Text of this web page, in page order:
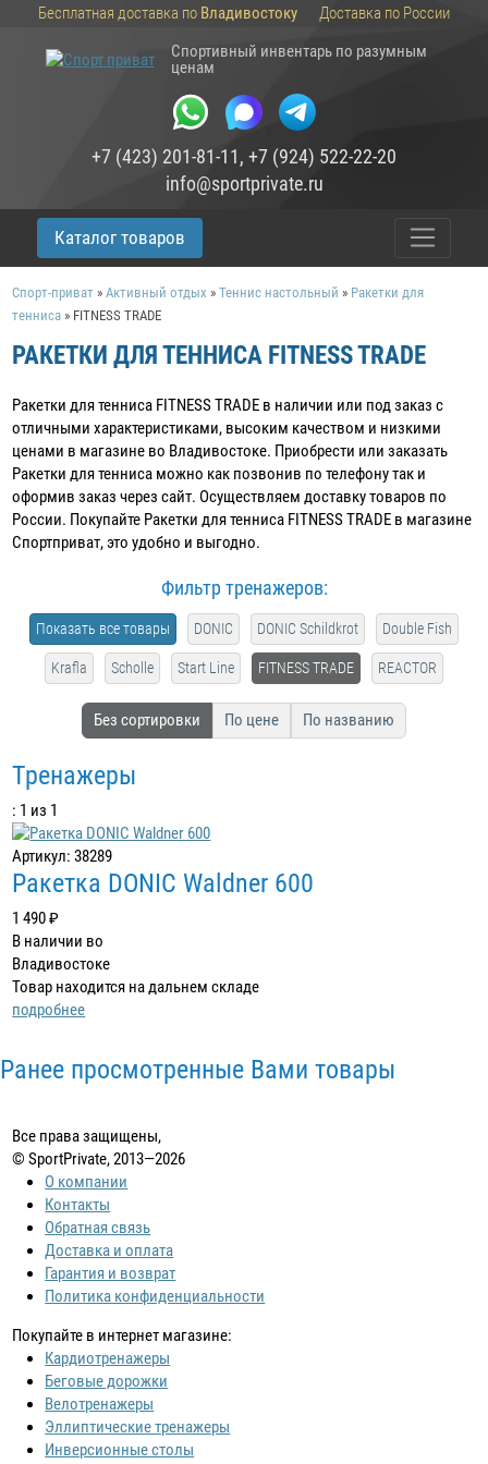
Бесплатная доставка по Владивостоку
Доставка по России
Спортивный инвентарь по разумным
ценам
+7 (423) 201-81-11, +7 (924) 522-22-20
info@sportprivate.ru
Каталог товаров
Спорт-приват »Активный отдых »Теннис настольный » Ракетки для
тенниса » FITNESS TRADE
РАКЕТКИ ДЛЯ ТЕННИСА FITNESS TRADE
Ракетки для тенниса FITNESS TRADE в наличии или под заказ c
отличными характеристиками, высоким качеством и низкими
ценами в магазине во Владивостоке. Приобрести или заказать
Ракетки для тенниса можно как позвонив по телефону так и
оформив заказ через сайт. Осуществляем доставку товаров по
России. Покупайте Ракетки для тенниса FITNESS TRADE в магазине
Спортприват, это удобно и выгодно.
Фильтр тренажеров:
Показать все товары DONIC DONIC Schildkrot Double Fish
Krafla Scholle Start Line FITNESS TRADE REACTOR
Без сортировки По цене По названию
Тренажеры
: 1 из 1
Артикул: 38289
Ракетка DONIC Waldner 600
1 490 ₽
В наличии во
Владивостоке
Товар находится на дальнем складе
подробнее
Ранее просмотренные Вами товары
Все права защищены,
© SportPrivate, 2013—2026
О компании
Контакты
Обратная связь
Доставка и оплата
Гарантия и возврат
Политика конфиденциальности
Покупайте в интернет магазине:
Кардиотренажеры
Беговые дорожки
Велотренажеры
Эллиптические тренажеры
Инверсионные столы